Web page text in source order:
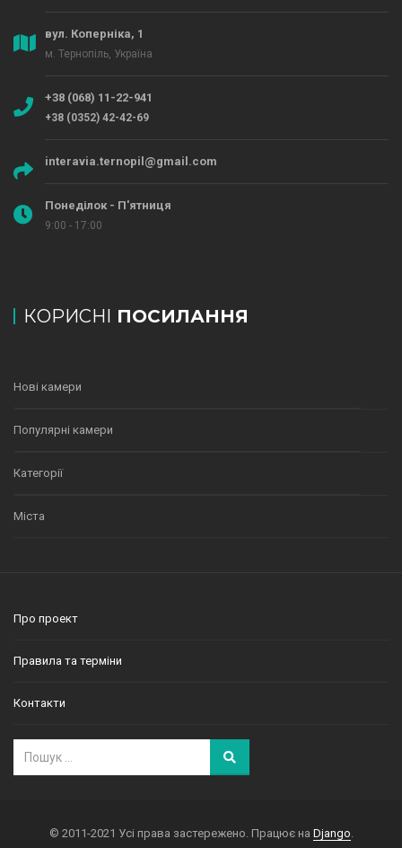
вул. Коперніка, 1
м. Тернопіль, Україна
+38 (068) 11-22-941
+38 (0352) 42-42-69
interavia.ternopil@gmail.com
Понеділок - П'ятниця
9:00 - 17:00
КОРИСНІ ПОСИЛАННЯ
Нові камери
Популярні камери
Категорії
Міста
Про проект
Правила та терміни
Контакти
© 2011-2021 Усі права застережено. Працює на Django.